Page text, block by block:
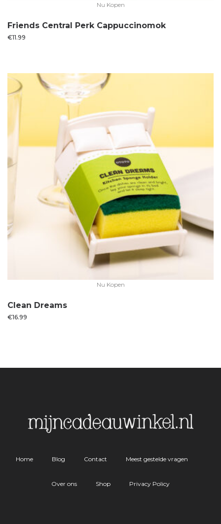
Nu Kopen
Friends Central Perk Cappuccinomok
€11.99
Nu Kopen
Clean Dreams
€16.99
Home Blog Contact Meest gestelde vragen
Over ons Shop Privacy Policy